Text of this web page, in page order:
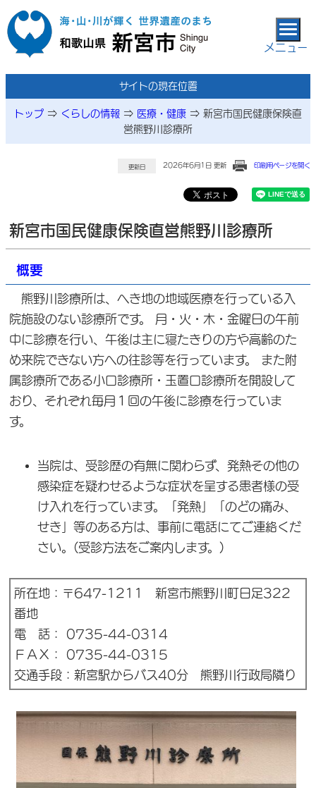
本文へ移動
メニュー
サイトの現在位置
トップ ⇒ くらしの情報 ⇒ 医療・健康 ⇒ 新宮市国民健康保険直
営熊野川診療所
更新日 2026年6月1日 更新 印刷用ページを開く
新宮市国民健康保険直営熊野川診療所
概要
熊野川診療所は、へき地の地域医療を行っている入
院施設のない診療所です。 月・火・木・金曜日の午前
中に診療を行い、午後は主に寝たきりの方や高齢のた
め来院できない方への往診等を行っています。 また附
属診療所である小口診療所・玉置口診療所を開設して
おり、それぞれ毎月１回の午後に診療を行っていま
す。
当院は、受診歴の有無に関わらず、発熱その他の
感染症を疑わせるような症状を呈する患者様の受
け入れを行っています。「発熱」「のどの痛み、
せき」等のある方は、事前に電話にてご連絡くだ
さい。(受診方法をご案内します。)
所在地：〒647-1211 新宮市熊野川町日足322
番地
電 話： 0735-44-0314
ＦＡＸ： 0735-44-0315
交通手段：新宮駅からバス40分 熊野川行政局隣り